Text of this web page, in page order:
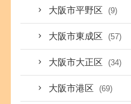
大阪市平野区 (9)
大阪市東成区 (57)
大阪市大正区 (34)
大阪市港区 (69)